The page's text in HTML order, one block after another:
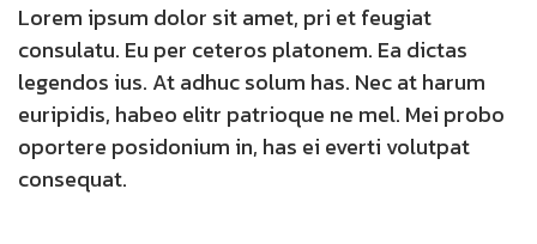
Lorem ipsum dolor sit amet, pri et feugiat
consulatu. Eu per ceteros platonem. Ea dictas
legendos ius. At adhuc solum has. Nec at harum
euripidis, habeo elitr patrioque ne mel. Mei probo
oportere posidonium in, has ei everti volutpat
consequat.